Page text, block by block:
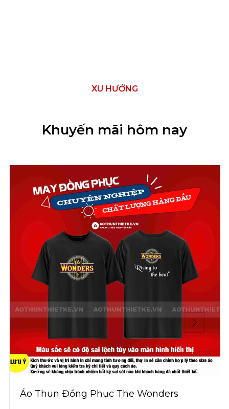
XU HƯỚNG
Khuyến mãi hôm nay
Áo Thun Đồng Phục The Wonders